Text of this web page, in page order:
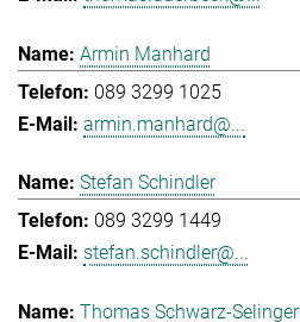
Armin Manhard
089 3299 1025
armin.manhard@...
Stefan Schindler
089 3299 1449
stefan.schindler@...
Thomas Schwarz-Selinger